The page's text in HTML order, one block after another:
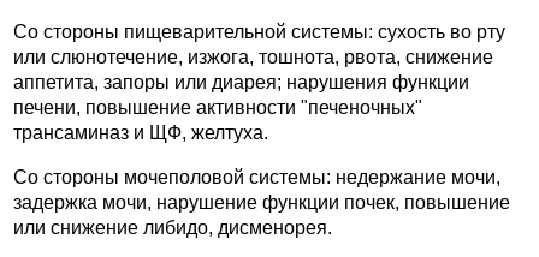
Со стороны пищеварительной системы: сухость во рту
или слюнотечение, изжога, тошнота, рвота, снижение
аппетита, запоры или диарея; нарушения функции
печени, повышение активности "печеночных"
трансаминаз и ЩФ, желтуха.
Со стороны мочеполовой системы: недержание мочи,
задержка мочи, нарушение функции почек, повышение
или снижение либидо, дисменорея.